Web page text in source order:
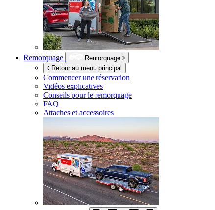
Remorquage
Remorquage
Retour au menu principal
Commencer une réservation
Vidéos explicatives
Conseils pour le remorquage
FAQ
Attaches et accessoires